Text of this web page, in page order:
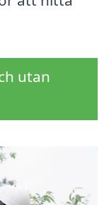
utan